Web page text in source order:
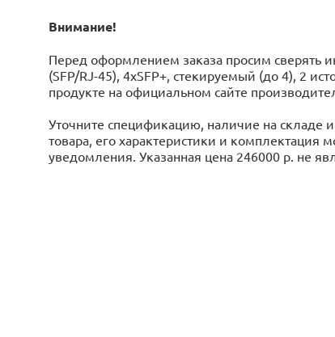
Внимание!
Перед оформлением заказа просим сверять
(SFP/RJ-45), 4xSFP+, стекируемый (до 4), 2
продукте на официальном сайте
Уточните спецификацию, наличие на складе
товара, его характеристики и
уведомления. Указанная цена 246000 р. не